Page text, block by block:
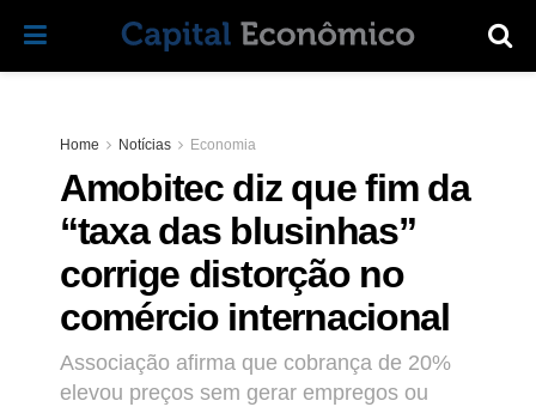
Home Notícias Economia
Amobitec diz que fim da
“taxa das blusinhas”
corrige distorção no
comércio internacional
Associação afirma que cobrança de 20%
elevou preços sem gerar empregos ou